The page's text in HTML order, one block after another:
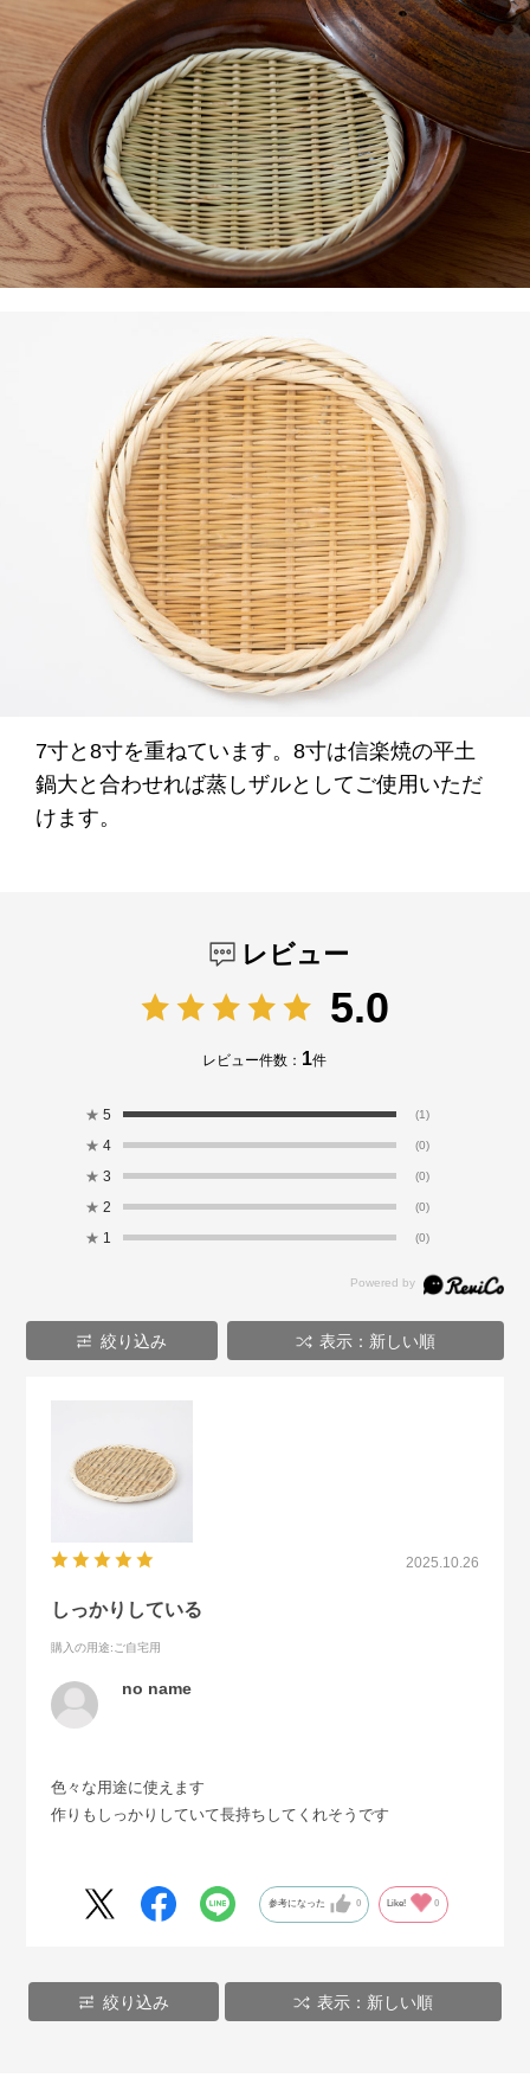
7寸と8寸を重ねています。8寸は信楽焼の平土
鍋大と合わせれば蒸しザルとしてご使用いただ
けます。
レビュー
5.0
レビュー件数： 1件
★ 5 (1)
★ 4 (0)
★ 3 (0)
★ 2 (0)
★ 1 (0)
絞り込み 表示：新しい順
2025.10.26
しっかりしている
購入の用途:ご自宅用
no name
色々な用途に使えます
作りもしっかりしていて長持ちしてくれそうです
参考になった 0 Like! 0
絞り込み 表示：新しい順